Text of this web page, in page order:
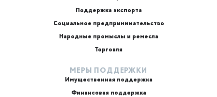
Поддержка экспорта
Социальное предпринимательство
Народные промыслы и ремесла
Торговля
МЕРЫ ПОДДЕРЖКИ
Имущественная поддержка
Финансовая поддержка